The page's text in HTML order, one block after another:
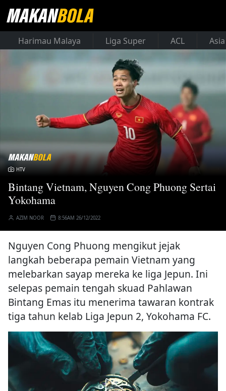
Harimau Malaya Liga Super ACL
HTV
Bintang Vietnam, Nguyen Cong Phuong Sertai
Yokohama
AZIM NOOR 8:56AM 26/12/2022
Nguyen Cong Phuong mengikut jejak
langkah beberapa pemain Vietnam yang
melebarkan sayap mereka ke liga Jepun. Ini
selepas pemain tengah skuad Pahlawan
Bintang Emas itu menerima tawaran kontrak
tiga tahun kelab Liga Jepun 2, Yokohama FC.